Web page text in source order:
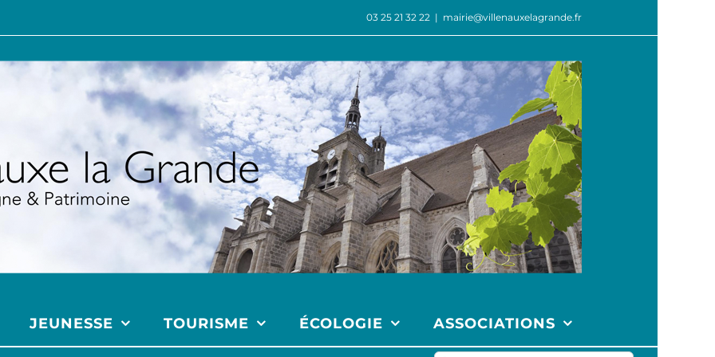
03 25 21 32 22 | mairie@villenauxelagrande.fr
JEUNESSE TOURISME ÉCOLOGIE ASSOCIATIONS